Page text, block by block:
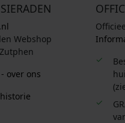
Webshop
over ons